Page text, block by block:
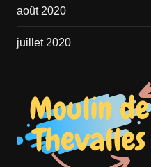
août 2020
juillet 2020